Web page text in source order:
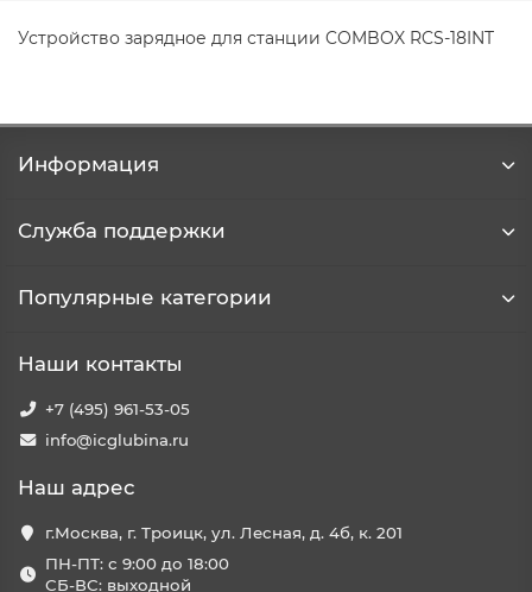
Устройство зарядное для станции COMBOX RCS-18INT
Информация
Служба поддержки
Популярные категории
Наши контакты
+7 (495) 961-53-05
info@icglubina.ru
Наш адрес
г.Москва, г. Троицк, ул. Лесная, д. 4б, к. 201
ПН-ПТ: с 9:00 до 18:00
СБ-ВС: выходной